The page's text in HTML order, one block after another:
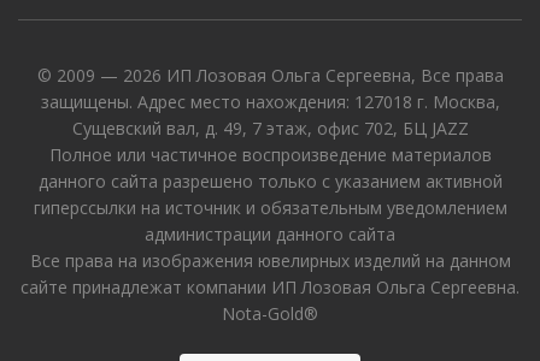
© 2009 — 2026 ИП Лозовая Ольга Сергеевна, Все права
защищены. Адрес место нахождения: 127018 г. Москва,
Сущевский вал, д. 49, 7 этаж, офис 702, БЦ JAZZ
Полное или частичное воспроизведение материалов
данного сайта разрешено только с указанием активной
гиперссылки на источник и обязательным уведомлением
администрации данного сайта
Все права на изображения ювелирных изделий на данном
сайте принадлежат компании ИП Лозовая Ольга Сергеевна.
Nota-Gold®